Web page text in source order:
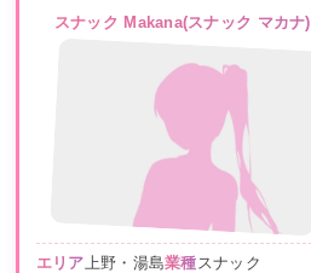
スナック Makana(スナック マカナ)
エリア上野・湯島業種スナック